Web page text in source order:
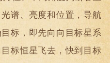
谱、亮度和位置，导航
标，即先向向目标星系
标恒星飞去，快到目标